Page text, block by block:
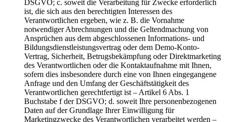
DSGVO; c. soweit die Verarbeitung für Zwecke erforderlich
ist, die sich aus den berechtigten Interessen des
Verantwortlichen ergeben, wie z. B. die Vornahme
notwendiger Abrechnungen und die Geltendmachung von
Ansprüchen aus dem abgeschlossenen Informations- und
Bildungsdienstleistungsvertrag oder dem Demo-Konto-
Vertrag, Sicherheit, Betrugsbekämpfung oder Direktmarketing
des Verantwortlichen oder die Kontaktaufnahme mit Ihnen,
sofern dies insbesondere durch eine von Ihnen eingegangene
Anfrage und den Umfang der Geschäftstätigkeit des
Verantwortlichen gerechtfertigt ist – Artikel 6 Abs. 1
Buchstabe f der DSGVO; d. soweit Ihre personenbezogenen
Daten auf der Grundlage Ihrer Einwilligung für
Marketingzwecke des Verantwortlichen verarbeitet werden –